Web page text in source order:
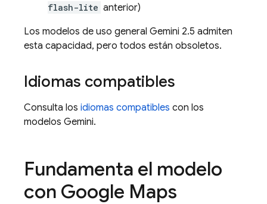
flash-lite anterior)
Los modelos de uso general Gemini 2.5 admiten
esta capacidad, pero todos están obsoletos.
Idiomas compatibles
Consulta los idiomas compatibles con los
modelos Gemini.
Fundamenta el modelo
con Google Maps